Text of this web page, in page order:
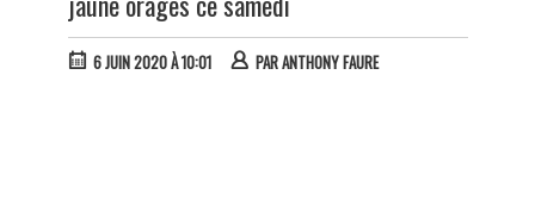
6 JUIN 2020 À 10:01 PARANTHONY FAURE